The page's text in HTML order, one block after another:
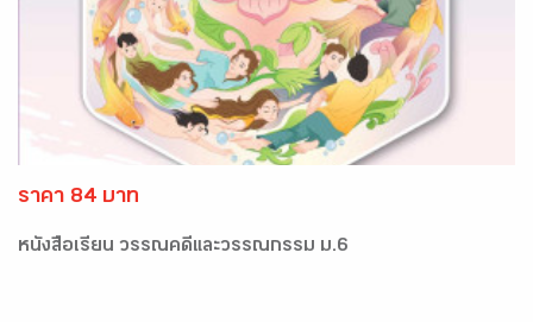
ราคา 84 บาท
หนังสือเรียน วรรณคดีและวรรณกรรม ม.6